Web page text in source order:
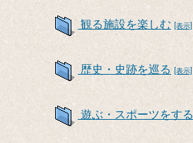
観る施設を楽しむ [表示]
歴史・史跡を巡る [表示]
遊ぶ・スポーツをする